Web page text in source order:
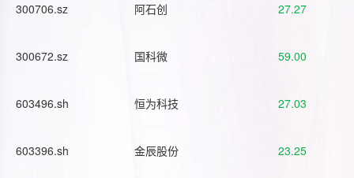
300706.sz 阿石创 27.27
300672.sz 国科微 59.00
603496.sh 恒为科技 27.03
603396.sh 金辰股份 23.25